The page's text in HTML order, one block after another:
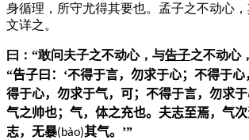
身循理，所守尤得其要也。孟子之不动心
文详之。
曰：“敢问夫子之不动心，与告子之不动心
“告子曰：‘不得于言，勿求于心；不得于心
得于心，勿求于气，可；不得于言，勿求于
气之帅也；气，体之充也。夫志至焉，气
志，无暴(bào)其气。’”